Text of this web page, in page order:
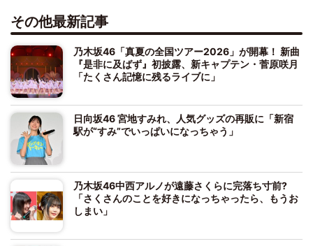
その他最新記事
乃木坂46「真夏の全国ツアー2026」が開幕！ 新曲
『是非に及ばず』初披露、新キャプテン・菅原咲月
「たくさん記憶に残るライブに」
日向坂46 宮地すみれ、人気グッズの再販に「新宿
駅が“すみ”でいっぱいになっちゃう」
乃木坂46中西アルノが遠藤さくらに完落ち寸前?
「さくさんのことを好きになっちゃったら、もうお
しまい」